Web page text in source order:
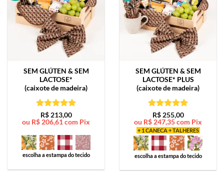
SEM GLÚTEN & SEM
LACTOSE*
(caixote de madeira)
Avaliação5
de 5
R$213,00
ou R$ 206,61 com Pix
escolha a estampa do tecido
SEM GLÚTEN & SEM
LACTOSE* PLUS
(caixote de madeira)
Avaliação5
de 5
R$255,00
ou R$ 247,35com Pix
+ 1 CANECA + TALHERES
escolha a estampa do tecido